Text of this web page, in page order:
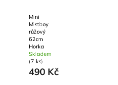
Mini
Mistboy
růžový
62cm
Horka
Skladem
(7 ks)
490 Kč